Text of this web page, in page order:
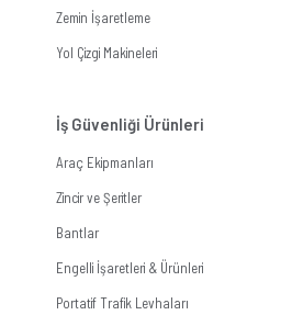
Zemin İşaretleme
Yol Çizgi Makineleri
İş Güvenliği Ürünleri
Araç Ekipmanları
Zincir ve Şeritler
Bantlar
Engelli İşaretleri & Ürünleri
Portatif Trafik Levhaları